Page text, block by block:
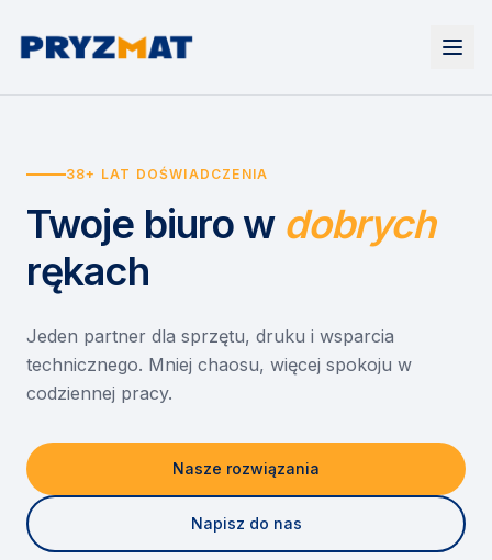
Urządzenia
Drukarki i urządzenia wielofunkcyjne
Etykiety i identyfikacja
Skanery i obieg dokumentów
Monitory interaktywne
Niszczarki dokumentów
Wynajem drukarek
Wynajem urządzeń biurowych
Asystent druku
EZD RP
Misja szkoła
Serwis
O nas
Kontakt
38+ LAT DOŚWIADCZENIA
Twoje biuro w dobrych
rękach
Jeden partner dla sprzętu, druku i wsparcia
technicznego. Mniej chaosu, więcej spokoju w
codziennej pracy.
Nasze rozwiązania
Napisz do nas